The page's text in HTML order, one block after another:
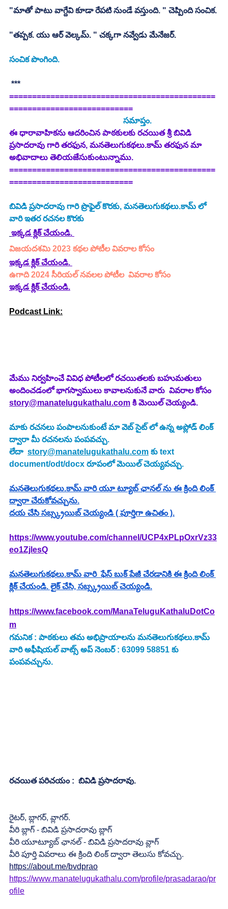
"మాతో పాటు వాగ్దేవి కూడా రేపటి నుండే వస్తుంది. " చెప్పింది సంచిక.
"తప్పక. యు ఆర్ వెల్కమ్. " చక్కగా నవ్వేడు మేనేజర్.
సంచిక పొంగింది.
***
=============================================
===========================
    సమాప్తం.
ఈ ధారావాహికను ఆదరించిన పాఠకులకు రచయిత శ్రీ బివిడి
ప్రసాదరావు గారి తరఫున, మనతెలుగుకథలు.కామ్ తరఫున మా
అభివాదాలు తెలియజేసుకుంటున్నాము.
=============================================
===========================
బివిడి ప్రసాదరావు గారి ప్రొఫైల్ కొరకు, మనతెలుగుకథలు.కామ్ లో
వారి ఇతర రచనల కొరకు
ఇక్కడ క్లిక్ చేయండి.
విజయదశమి 2023 కథల పోటీల వివరాల కోసం
ఇక్కడ క్లిక్ చేయండి.
ఉగాది 2024 సీరియల్ నవలల పోటీల  వివరాల కోసం
ఇక్కడ క్లిక్ చేయండి.
Podcast Link:
మేము నిర్వహించే వివిధ పోటీలలో రచయితలకు బహుమతులు
అందించడంలో భాగస్వాములు కావాలనుకునే వారు  వివరాల కోసం
story@manatelugukathalu.com కి మెయిల్ చెయ్యండి.
మాకు రచనలు పంపాలనుకుంటే మా వెబ్ సైట్ లో ఉన్న అప్లోడ్ లింక్
ద్వారా మీ రచనలను పంపవచ్చు.
లేదా story@manatelugukathalu.com కు text
document/odt/docx రూపంలో మెయిల్ చెయ్యవచ్చు.
మనతెలుగుకథలు.కామ్ వారి యూ ట్యూబ్ ఛానల్ ను ఈ క్రింది లింక్
ద్వారా చేరుకోవచ్చును.
దయ చేసి సబ్స్క్రయిబ్ చెయ్యండి ( పూర్తిగా ఉచితం ).
https://www.youtube.com/channel/UCP4xPLpOxrVz33
eo1ZjlesQ
మనతెలుగుకథలు.కామ్ వారి  ఫేస్ బుక్ పేజీ చేరడానికి ఈ క్రింది లింక్
క్లిక్ చేయండి. లైక్ చేసి, సబ్స్క్రయిబ్ చెయ్యండి.
https://www.facebook.com/ManaTeluguKathaluDotCo
m
గమనిక : పాఠకులు తమ అభిప్రాయాలను మనతెలుగుకథలు.కామ్
వారి అఫీషియల్ వాట్స్ అప్ నెంబర్ : 63099 58851 కు
పంపవచ్చును.
రచయిత పరిచయం :  బివిడి ప్రసాదరావు.
రైటర్, బ్లాగర్, వ్లాగర్.
వీరి బ్లాగ్ - బివిడి ప్రసాదరావు బ్లాగ్
వీరి యూట్యూబ్ ఛానల్ - బివిడి ప్రసాదరావు వ్లాగ్
వీరి పూర్తి వివరాలు ఈ క్రింది లింక్ ద్వారా తెలుసు కోవచ్చు.
https://about.me/bvdprao
https://www.manatelugukathalu.com/profile/prasadarao/pr
ofile